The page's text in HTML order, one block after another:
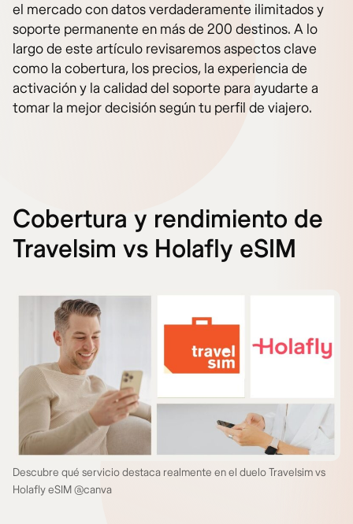
el mercado con datos verdaderamente ilimitados y
soporte permanente en más de 200 destinos. A lo
largo de este artículo revisaremos aspectos clave
como la cobertura, los precios, la experiencia de
activación y la calidad del soporte para ayudarte a
tomar la mejor decisión según tu perfil de viajero.
Cobertura y rendimiento de
Travelsim vs Holafly eSIM
Descubre qué servicio destaca realmente en el duelo Travelsim vs
Holafly eSIM @canva